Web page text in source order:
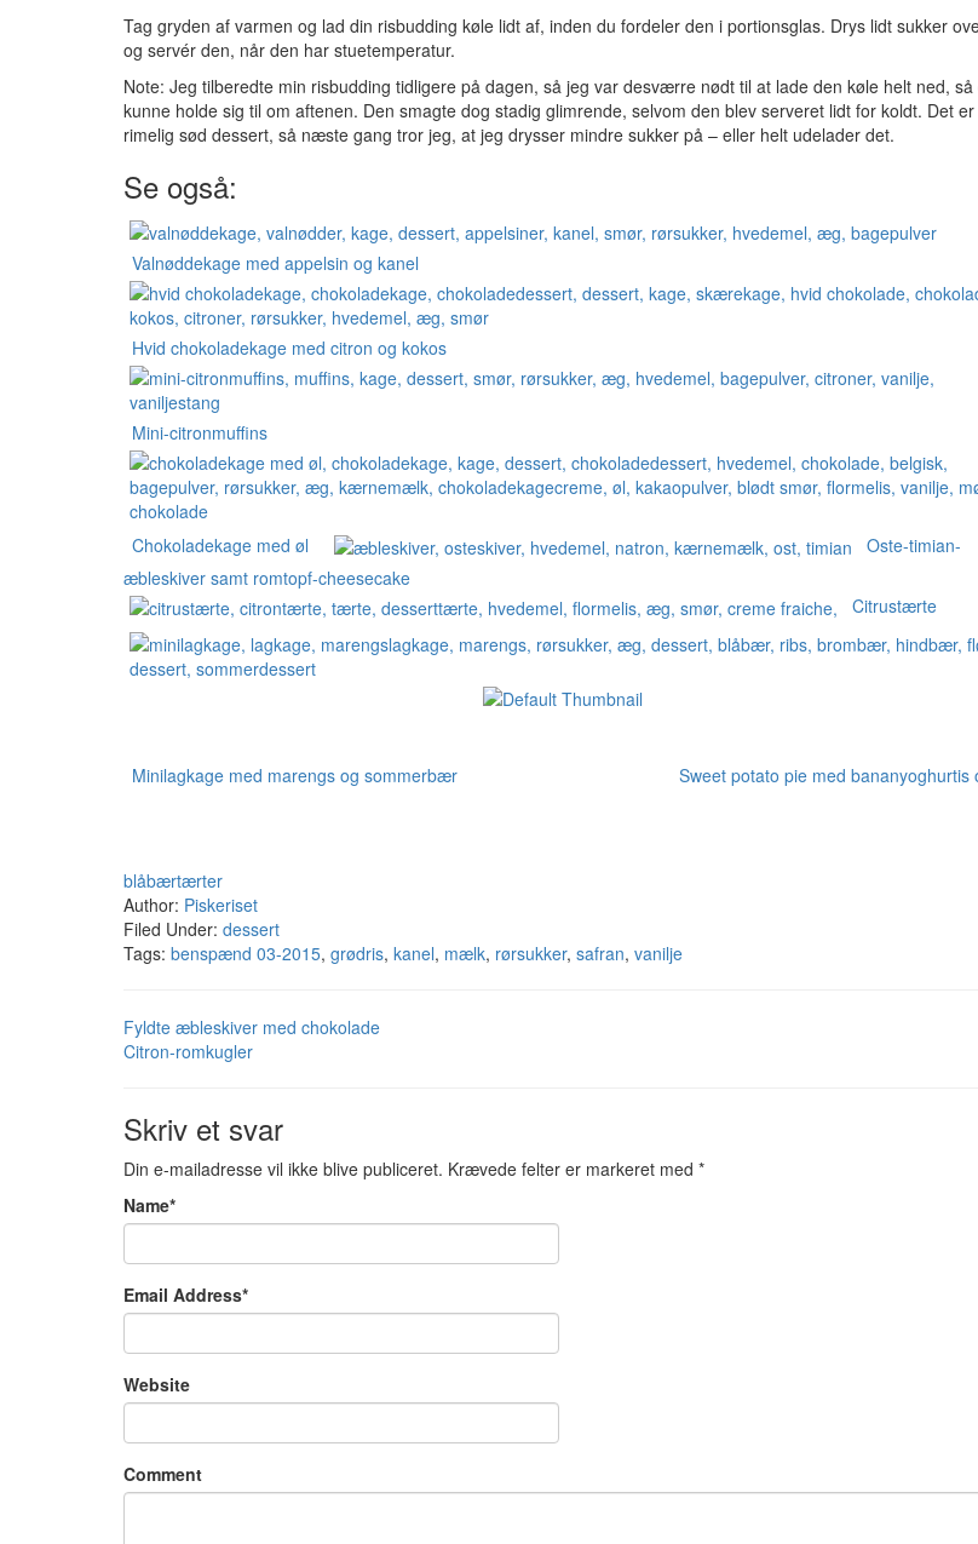
Tag gryden af varmen og lad din risbudding køle lidt af, inden du fordeler den i portionsglas. Drys lidt sukker
og servér den, når den har stuetemperatur.
Note: Jeg tilberedte min risbudding tidligere på dagen, så jeg var desværre nødt til at lade den køle helt ned, så
kunne holde sig til om aftenen. Den smagte dog stadig glimrende, selvom den blev serveret lidt for koldt. Det er
rimelig sød dessert, så næste gang tror jeg, at jeg drysser mindre sukker på – eller helt udelader det.
Se også:
Valnøddekage med appelsin og kanel
Hvid chokoladekage med citron og kokos
Mini-citronmuffins
Chokoladekage med øl
Oste-timian-
æbleskiver samt romtopf-cheesecake
Citrustærte
Minilagkage med marengs og sommerbær Sweet potato pie med bananyoghurtis
blåbærtærter
Author: Piskeriset
Filed Under: dessert
Tags: benspænd 03-2015, grødris, kanel, mælk, rørsukker, safran, vanilje
Fyldte æbleskiver med chokolade
Citron-romkugler
Skriv et svar
Din e-mailadresse vil ikke blive publiceret. Krævede felter er markeret med *
Name*
Email Address*
Website
Comment